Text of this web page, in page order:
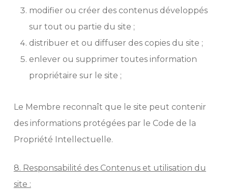
modifier ou créer des contenus développés
sur tout ou partie du site ;
distribuer et ou diffuser des copies du site ;
enlever ou supprimer toutes information
propriétaire sur le site ;
Le Membre reconnaît que le site peut contenir
des informations protégées par le Code de la
Propriété Intellectuelle.
8. Responsabilité des Contenus et utilisation du
site :